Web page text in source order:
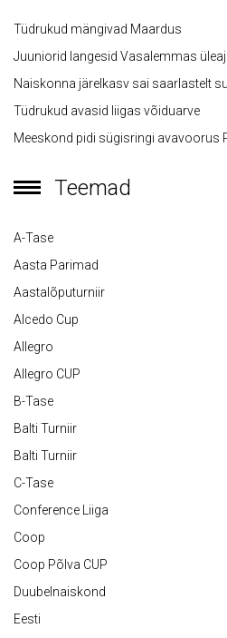
Tüdrukud mängivad Maardus
Juuniorid langesid Vasalemmas
Naiskonna järelkasv sai saarlastelt
Tüdrukud avasid liigas võiduarve
Meeskond pidi sügisringi avavoorus
Teemad
A-Tase
Aasta Parimad
Aastalõputurniir
Alcedo Cup
Allegro
Allegro CUP
B-Tase
Balti Turniir
Balti Turniir
C-Tase
Conference Liiga
Coop
Coop Põlva CUP
Duubelnaiskond
Eesti